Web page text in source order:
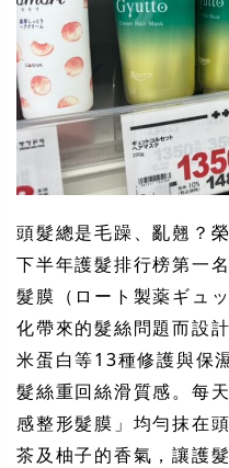
頭髮總是毛躁、亂翹
下半年護髮排行榜第一
髮膜（ロート製薬ギュ
化帶來的髮絲問題而設
米蛋白等13種修護與保
髮絲重回絲滑質感。每
感整形髮膜」均勻抹在
茶及柚子的香氣，讓護